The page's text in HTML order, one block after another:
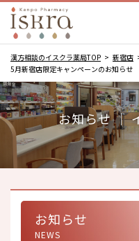
漢方相談のイスクラ薬局TOP 新宿店
5月新宿店限定キャンペーンのお知らせ
お知らせ ｜
お知らせ
NEWS